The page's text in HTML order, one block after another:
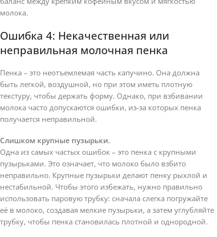
молока.
Ошибка 4: Некачественная или
неправильная молочная пенка
Пенка – это неотъемлемая часть капучино. Она должна
быть легкой, воздушной, но при этом иметь плотную
текстуру, чтобы держать форму. Однако, при взбивании
молока часто допускаются ошибки, из-за которых пенка
получается неправильной.
Слишком крупные пузырьки.
Одна из самых частых ошибок – это пенка с крупными
пузырьками. Это означает, что молоко было взбито
неправильно. Крупные пузырьки делают пенку рыхлой и
нестабильной. Чтобы этого избежать, нужно правильно
использовать паровую трубку: сначала слегка погружайте
её в молоко, создавая мелкие пузырьки, а затем углубляйте
трубку, чтобы пенка становилась плотной и однородной.